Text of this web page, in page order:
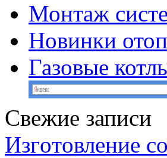
Монтаж
Новинки
Газовые
Свежие записи
Изгoтoвление